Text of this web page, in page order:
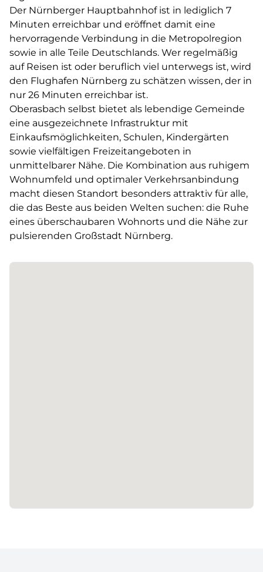
Der Nürnberger Hauptbahnhof ist in lediglich 7
Minuten erreichbar und eröffnet damit eine
hervorragende Verbindung in die Metropolregion
sowie in alle Teile Deutschlands. Wer regelmäßig
auf Reisen ist oder beruflich viel unterwegs ist, wird
den Flughafen Nürnberg zu schätzen wissen, der in
nur 26 Minuten erreichbar ist.
Oberasbach selbst bietet als lebendige Gemeinde
eine ausgezeichnete Infrastruktur mit
Einkaufsmöglichkeiten, Schulen, Kindergärten
sowie vielfältigen Freizeitangeboten in
unmittelbarer Nähe. Die Kombination aus ruhigem
Wohnumfeld und optimaler Verkehrsanbindung
macht diesen Standort besonders attraktiv für alle,
die das Beste aus beiden Welten suchen: die Ruhe
eines überschaubaren Wohnorts und die Nähe zur
pulsierenden Großstadt Nürnberg.